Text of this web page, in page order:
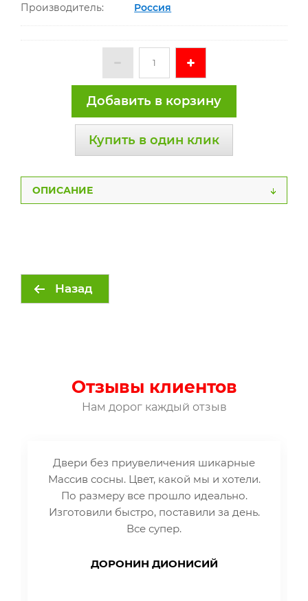
Производитель: Россия
Добавить в корзину
Купить в один клик
ОПИСАНИЕ
Назад
Отзывы клиентов
Нам дорог каждый отзыв
Двери без приувеличения шикарные
Массив сосны. Цвет, какой мы и хотели.
По размеру все прошло идеально.
Изготовили быстро, поставили за день.
Все супер.
ДОРОНИН ДИОНИСИЙ